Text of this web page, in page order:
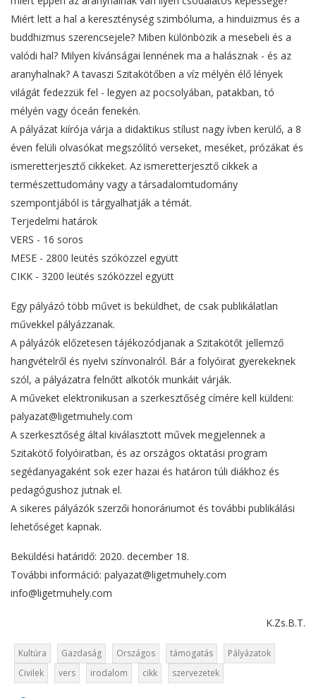
Miért lett a hal a kereszténység szimbóluma, a hinduizmus és a
buddhizmus szerencsejele? Miben különbözik a mesebeli és a
valódi hal? Milyen kívánságai lennének ma a halásznak - és az
aranyhalnak? A tavaszi Szitakötőben a víz mélyén élő lények
világát fedezzük fel - legyen az pocsolyában, patakban, tó
mélyén vagy óceán fenekén.
A pályázat kiírója várja a didaktikus stílust nagy ívben kerülő, a 8
éven felüli olvasókat megszólító verseket, meséket, prózákat és
ismeretterjesztő cikkeket. Az ismeretterjesztő cikkek a
természettudomány vagy a társadalomtudomány
szempontjából is tárgyalhatják a témát.
Terjedelmi határok
VERS - 16 soros
MESE - 2800 leütés szóközzel együtt
CIKK - 3200 leütés szóközzel együtt
Egy pályázó több művet is beküldhet, de csak publikálatlan
művekkel pályázzanak.
A pályázók előzetesen tájékozódjanak a Szitakötőt jellemző
hangvételről és nyelvi színvonalról. Bár a folyóirat gyerekeknek
szól, a pályázatra felnőtt alkotók munkáit várják.
A műveket elektronikusan a szerkesztőség címére kell küldeni:
palyazat@ligetmuhely.com
A szerkesztőség által kiválasztott művek megjelennek a
Szitakötő folyóiratban, és az országos oktatási program
segédanyagaként sok ezer hazai és határon túli diákhoz és
pedagógushoz jutnak el.
A sikeres pályázók szerzői honoráriumot és további publikálási
lehetőséget kapnak.
Beküldési határidő: 2020. december 18.
További információ: palyazat@ligetmuhely.com
info@ligetmuhely.com
K.Zs.B.T.
Kultúra Gazdaság Országos támogatás
Pályázatok
Civilek
vers irodalom cikk szervezetek